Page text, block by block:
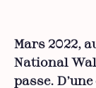
Mars 2022,
National
passe.